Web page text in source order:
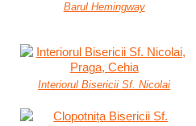
Barul Hemingway
Interiorul Bisericii Sf. Nicolai